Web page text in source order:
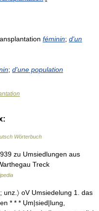
féminin; d'un
; d'une population
Wörterbuch
zu Umsiedlungen aus
Treck
oV Umsiedelung 1. das
* * * Ụm|sied|lung,